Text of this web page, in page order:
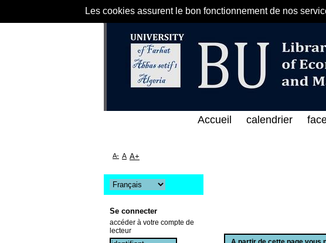
Les cookies assurent le bon fonctionnement de nos
على الخط المباشر لمكتبة كلية العلوم الاقتصادية و
Accueil calendrier
A- A A+
Se connecter
accéder à votre compte de
lecteur